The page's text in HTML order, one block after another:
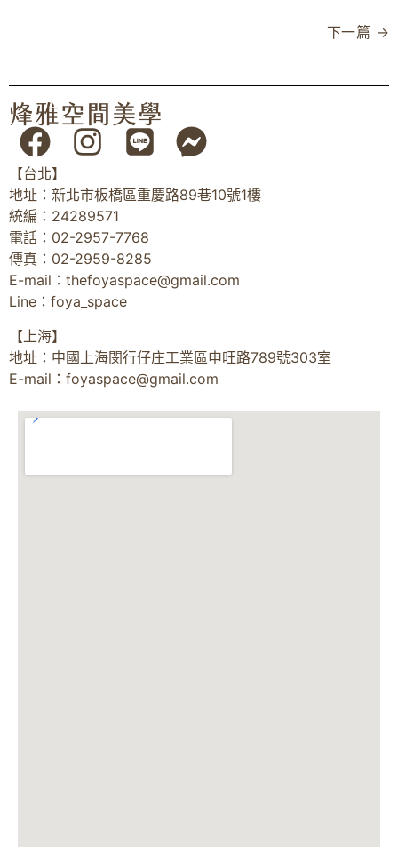
下一篇 →
【台北】
地址：新北市板橋區重慶路89巷10號1樓
統編：24289571
電話：02-2957-7768
傳真：02-2959-8285
E-mail： thefoyaspace@gmail.com
Line：foya_space
【上海】
地址：中國上海閔行仔庄工業區申旺路789號303室
E-mail： foyaspace@gmail.com